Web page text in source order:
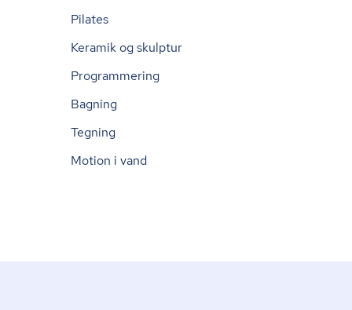
Pilates
Keramik og skulptur
Programmering
Bagning
Tegning
Motion i vand